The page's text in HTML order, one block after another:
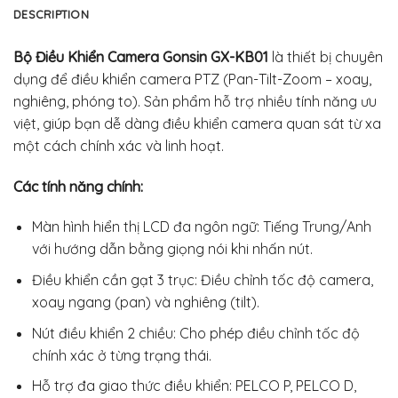
DESCRIPTION
Bộ Điều Khiển Camera Gonsin GX-KB01 là thiết bị chuyên
dụng để điều khiển camera PTZ (Pan-Tilt-Zoom – xoay,
nghiêng, phóng to). Sản phẩm hỗ trợ nhiều tính năng ưu
việt, giúp bạn dễ dàng điều khiển camera quan sát từ xa
một cách chính xác và linh hoạt.
Các tính năng chính:
Màn hình hiển thị LCD đa ngôn ngữ: Tiếng Trung/Anh
với hướng dẫn bằng giọng nói khi nhấn nút.
Điều khiển cần gạt 3 trục: Điều chỉnh tốc độ camera,
xoay ngang (pan) và nghiêng (tilt).
Nút điều khiển 2 chiều: Cho phép điều chỉnh tốc độ
chính xác ở từng trạng thái.
Hỗ trợ đa giao thức điều khiển: PELCO P, PELCO D,